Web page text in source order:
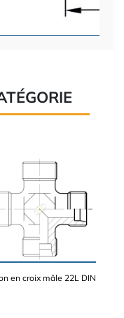
en croix mâle 22L DIN